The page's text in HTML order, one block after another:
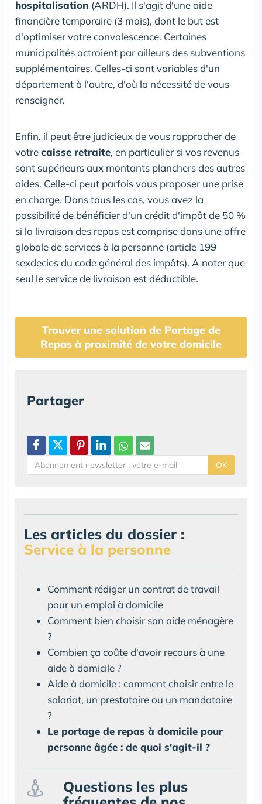
hospitalisation (ARDH). Il s'agit d'une aide
financière temporaire (3 mois), dont le but est
d'optimiser votre convalescence. Certaines
municipalités octroient par ailleurs des subventions
supplémentaires. Celles-ci sont variables d'un
département à l'autre, d'où la nécessité de vous
renseigner.
Enfin, il peut être judicieux de vous rapprocher de
votrecaisse retraite, en particulier si vos revenus
sont supérieurs aux montants planchers des autres
aides. Celle-ci peut parfois vous proposer une prise
en charge. Dans tous les cas, vous avez la
possibilité de bénéficier d'un crédit d'impôt de 50 %
si la livraison des repas est comprise dans une offre
globale de services à la personne (article 199
sexdecies du code général des impôts). A noter que
seul le service de livraison est déductible.
Trouver une solution de Portage de
Repas à proximité de votre domicile
Partager
OK
Les articles du dossier :
Service à la personne
Comment rédiger un contrat de travail
pour un emploi à domicile
Comment bien choisir son aide ménagère
?
Combien ça coûte d'avoir recours à une
aide à domicile ?
Aide à domicile : comment choisir entre le
salariat, un prestataire ou un mandataire
?
Le portage de repas à domicile pour
personne âgée : de quoi s'agit-il ?
Questions les plus